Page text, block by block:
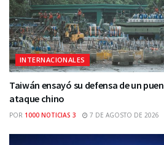
INTERNACIONALES
Taiwán ensayó su defensa de un
ataque chino
POR 1000 NOTICIAS 3 7 DE AGOSTO DE 2026